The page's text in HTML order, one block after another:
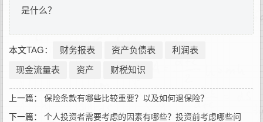
是什么？
本文TAG： 财务报表 资产负债表
利润表
现金流量表
资产 财税知识
上一篇： 保险条款有哪些比较重要？以及如何退保险？
下一篇： 个人投资者需要考虑的因素有哪些？投资前考虑哪些问